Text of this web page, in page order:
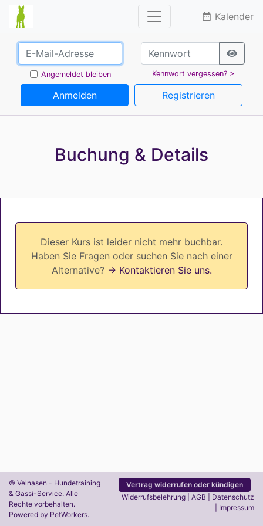
date_range Kalender
Angemeldet bleiben Kennwort vergessen? >
Anmelden Registrieren
Buchung & Details
Dieser Kurs ist leider nicht mehr buchbar.
Haben Sie Fragen oder suchen Sie nach einer
Alternative? → Kontaktieren Sie uns.
© Velnasen - Hundetraining
& Gassi-Service. Alle
Rechte vorbehalten.
Powered by PetWorkers.
Vertrag widerrufen oder kündigen
Widerrufsbelehrung
AGB
Datenschutz
Impressum